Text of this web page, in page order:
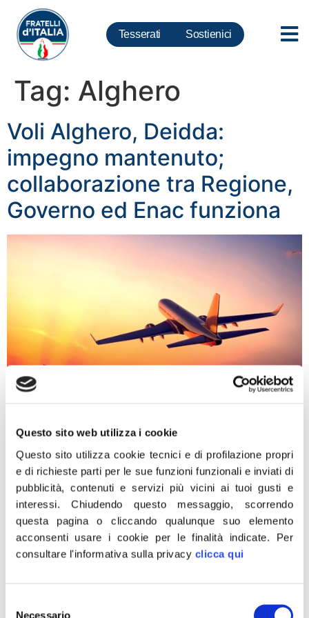
Questo sito web utilizza i cookie
Questo sito utilizza cookie tecnici e di profilazione propri
e di richieste parti per le sue funzioni funzionali e inviati di
pubblicità, contenuti e servizi più vicini ai tuoi gusti e
interessi.Chiudendo questo messaggio, scorrendo
questa pagina o cliccando qualunque suo elemento
acconsenti usare i cookie per le finalità indicate. Per
consultare l'informativa sulla privacy clicca qui
Necessario
Tesserati Sostienici
Tag: Alghero
Voli Alghero, Deidda:
impegno mantenuto;
collaborazione tra Regione,
Governo ed Enac funziona
“Come promesso e garantito, con l’aggiudicazione delle
rotte in Continuitá territoriale da e per l’aeroporto di
Alghero, abbiamo mantenuto l’impegno di non
abbandonare il nord Sardegna e abbiamo inoltre
dimostrato, in pochi mesi, l’ottima collaborazione tra
Governo, Ministero dei Trasporti, Regione Sardegna,
Enac e la nostra Rappresentanza italiana a Bruxelles.
L’unione fa la forza ed […]
Caramanna: solidarietà ad